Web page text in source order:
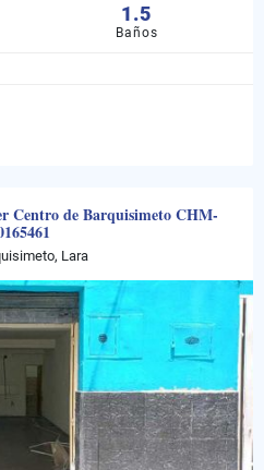
1.5
Baños
Centro de Barquisimeto CHM-
Lara